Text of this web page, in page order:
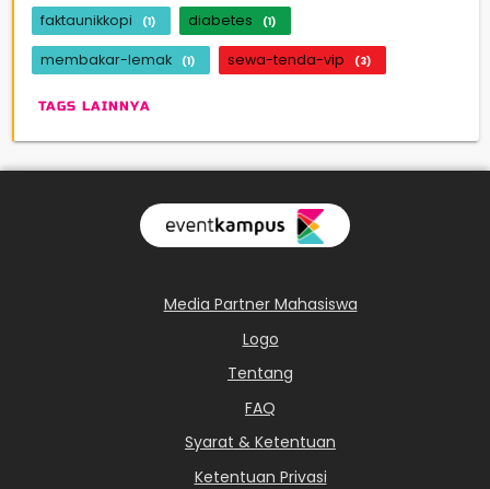
faktaunikkopi (1) diabetes (1)
membakar-lemak (1) sewa-tenda-vip (3)
TAGS LAINNYA
Media Partner Mahasiswa
Logo
Tentang
FAQ
Syarat & Ketentuan
Ketentuan Privasi